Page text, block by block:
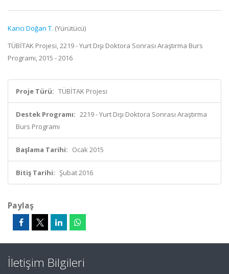
Kancı Doğan T. (Yürütücü)
TÜBİTAK Projesi, 2219 - Yurt Dışı Doktora Sonrası Araştırma Burs
Programı, 2015 - 2016
Proje Türü: TÜBİTAK Projesi
Destek Programı: 2219 - Yurt Dışı Doktora Sonrası Araştırma
Burs Programı
Başlama Tarihi: Ocak 2015
Bitiş Tarihi: Şubat 2016
Paylaş
İletişim Bilgileri